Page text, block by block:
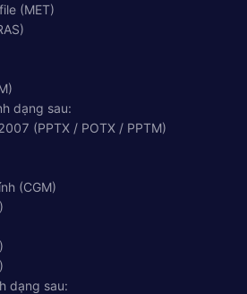
(MET)
dạng sau:
(PPTX / POTX / PPTM)
(CGM)
dạng sau: